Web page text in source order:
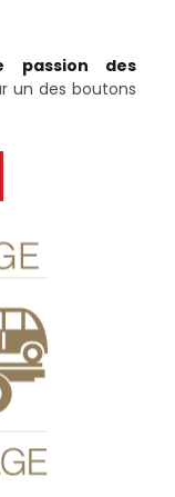
passion des
un des boutons
de l’atelier ?
immobilisé ?
véhicule sur
remorque.